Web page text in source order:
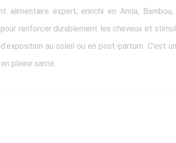
alimentaire expert, enrichi en Amla,
renforcer durablement les cheveux et
au soleil ou en post-partum. C’est
pleine santé.